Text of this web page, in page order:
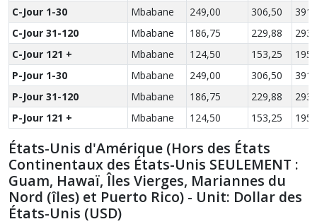
C-Jour 1-30
Mbabane 249,00 306,50
C-Jour 31-120
Mbabane 186,75 229,88
C-Jour 121 +
Mbabane 124,50 153,25
P-Jour 1-30
Mbabane 249,00 306,50
P-Jour 31-120
Mbabane 186,75 229,88
P-Jour 121 +
Mbabane 124,50 153,25
États-Unis d'Amérique (Hors des États
Continentaux des États-Unis SEULEMENT :
Guam, Hawaï, Îles Vierges, Mariannes du
Nord (îles) et Puerto Rico) - Unit: Dollar des
États-Unis (USD)